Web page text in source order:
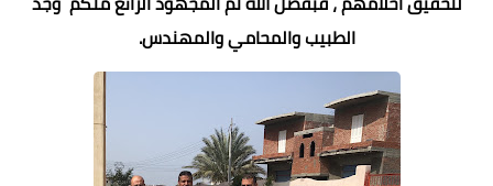
الطبيب والمحامي والمهندس.